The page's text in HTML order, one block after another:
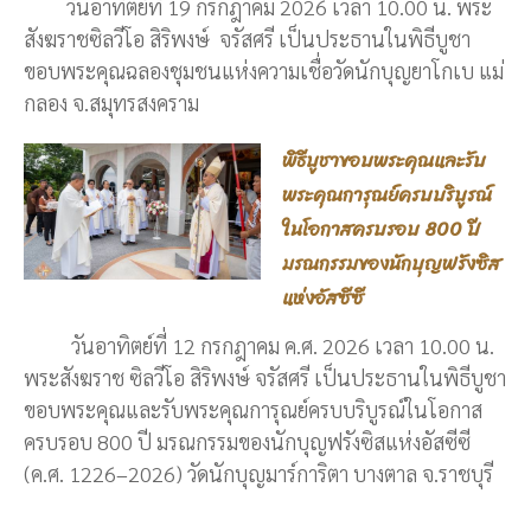
วันอาทิตย์ที่ 19 กรกฎาคม 2026 เวลา 10.00 น. พระ
สังฆราชซิลวีโอ สิริพงษ์ จรัสศรี เป็นประธานในพิธีบูชา
ขอบพระคุณฉลองชุมชนแห่งความเชื่อวัดนักบุญยาโกเบ แม่
กลอง จ.สมุทรสงคราม
พิธีบูชาขอบพระคุณและรับ
พระคุณการุณย์ครบบริบูรณ์
ในโอกาสครบรอบ 800 ปี
มรณกรรมของนักบุญฟรังซิส
แห่งอัสซีซี
วันอาทิตย์ที่ 12 กรกฎาคม ค.ศ. 2026 เวลา 10.00 น.
พระสังฆราช ซิลวีโอ สิริพงษ์ จรัสศรี เป็นประธานในพิธีบูชา
ขอบพระคุณและรับพระคุณการุณย์ครบบริบูรณ์ในโอกาส
ครบรอบ 800 ปี มรณกรรมของนักบุญฟรังซิสแห่งอัสซีซี
(ค.ศ. 1226–2026) วัดนักบุญมาร์การิตา บางตาล จ.ราชบุรี